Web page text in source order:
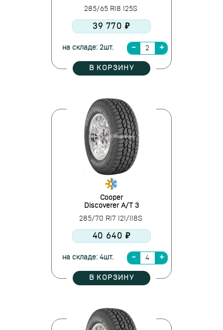
285/65 R18 125S
39 770 ₽
на складе: 2шт.
В КОРЗИНУ
Cooper
Discoverer A/T 3
285/70 R17 121/118S
40 640 ₽
на складе: 4шт.
В КОРЗИНУ